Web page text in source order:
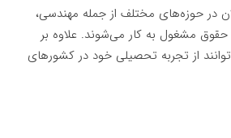
در حوزه‌های مختلف از جمله مهندسی،
حقوق مشغول به کار می‌شوند. علاوه بر
از تجربه تحصیلی خود در کشورهای